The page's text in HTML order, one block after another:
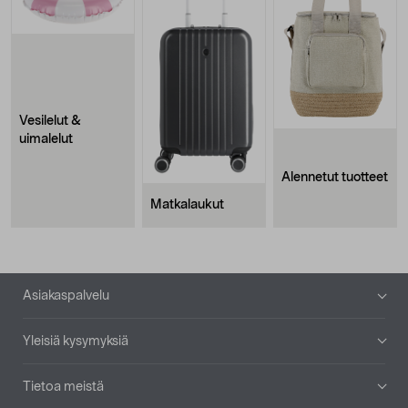
Vesilelut &
uimalelut
Matkalaukut
Alennetut tuotteet
Alatunniste
Asiakaspalvelu
Yleisiä kysymyksiä
Tietoa meistä